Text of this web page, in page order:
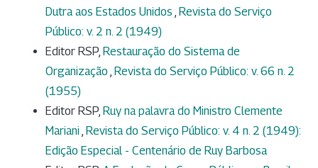
Dutra aos Estados Unidos , Revista do Serviço
Público: v. 2 n. 2 (1949)
Editor RSP, Restauração do Sistema de
Organização , Revista do Serviço Público: v. 66 n. 2
(1955)
Editor RSP, Ruy na palavra do Ministro Clemente
Mariani, Revista do Serviço Público: v. 4 n. 2 (1949):
Edição Especial - Centenário de Ruy Barbosa